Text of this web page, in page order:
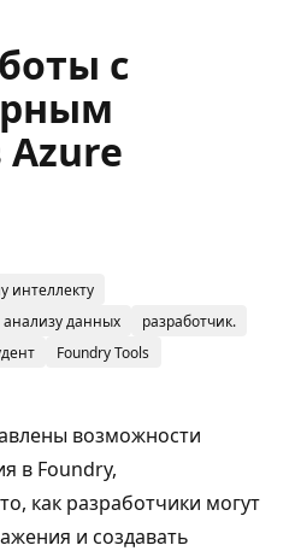
с
интеллекту
анализу данных
разработчик.
Foundry Tools
возможности
в Foundry,
как разработчики могут
и создавать